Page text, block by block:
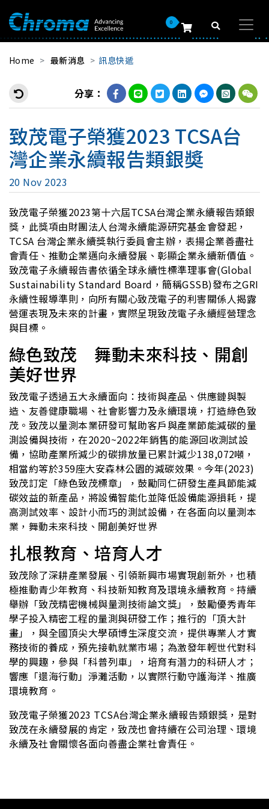
0
Home 最新消息 訊息快遞
分享：
致茂電子榮獲2023 TCSA台
灣企業永續報告類銀奬
20 Nov 2023
致茂電子榮獲2023第十六屆TCSA台灣企業永續報告類銀
獎，此獎項由財團法人台灣永續能源研究基金會發起，
TCSA 台灣企業永續獎執行委員會主辦，表揚企業善盡社
會責任、推動企業邁向永續發展、彰顯企業永續新價值。
致茂電子永續報告書依循全球永續性標準理事會(Global
Sustainability Standard Board，簡稱GSSB)發布之GRI
永續性報導準則，向所有關心致茂電子的利害關係人揭露
營運表現及未來的計畫，實際呈現致茂電子永續經營理念
與目標。
綠色致茂 舞動未來科技、開創
美好世界
致茂電子透過五大永續面向：技術與產品、供應鏈與製
造、友善健康職場、社會影響力及永續環境，打造綠色致
茂。致茂以量測本業研發可幫助客戶與產業節能減碳的量
測設備與技術，在2020~2022年銷售的能源回收測試設
備，協助產業所減少的碳排放量已累計減少138,072噸，
相當約等於359座大安森林公園的減碳效果。今年(2023)
致茂訂定「綠色致茂標章」，鼓勵同仁研發生產具節能減
碳效益的新產品，將設備智能化並降低設備能源損耗，提
高測試效率、設計小而巧的測試設備，在各面向以量測本
業，舞動未來科技、開創美好世界
扎根教育、培育人才
致茂除了深耕產業發展、引領新興市場實現創新外，也積
極推動青少年教育、科技新知教育及環境永續教育。持續
舉辦「致茂精密機械與量測技術論文獎」，鼓勵優秀青年
學子投入精密工程的量測與研發工作；推行的「頂大計
畫」，與全國頂尖大學碩博生深度交流，提供專業人才實
務技術的養成，預先接軌就業市場；為激發年輕世代對科
學的興趣，參與「科普列車」，培育有潛力的科研人才；
響應「還海行動」淨灘活動，以實際行動守護海洋、推廣
環境教育。
致茂電子榮獲2023 TCSA台灣企業永續報告類銀獎，是對
致茂在永續發展的肯定，致茂也會持續在公司治理、環境
永續及社會關懷各面向善盡企業社會責任。